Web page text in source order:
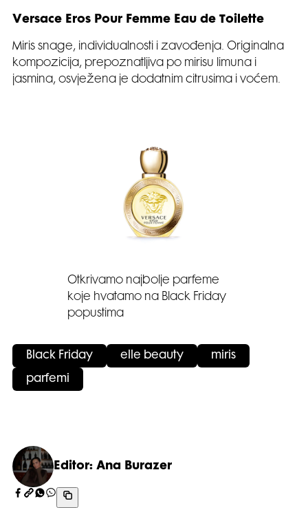
Versace Eros Pour Femme Eau de Toilette
Miris snage, individualnosti i zavođenja. Originalna
kompozicija, prepoznatljiva po mirisu limuna i
jasmina, osvježena je dodatnim citrusima i voćem.
Otkrivamo najbolje parfeme
koje hvatamo na Black Friday
popustima
Black Friday elle beauty miris
parfemi
Editor: Ana Burazer